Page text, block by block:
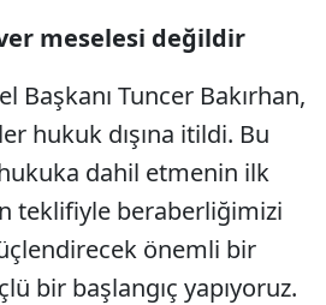
meselesi değildir
Başkanı Tuncer Bakırhan,
hukuk dışına itildi. Bu
dahil etmenin ilk
teklifiyle beraberliğimizi
önemli bir
bir başlangıç yapıyoruz.